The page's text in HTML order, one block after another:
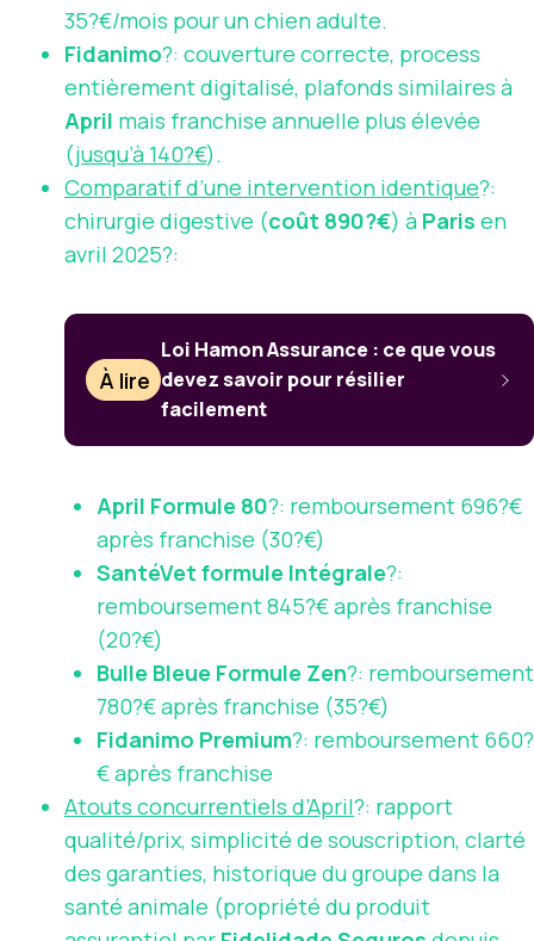
35?€/mois pour un chien adulte.
Fidanimo?: couverture correcte, process
entièrement digitalisé, plafonds similaires à
April mais franchise annuelle plus élevée
(jusqu’à 140?€).
Comparatif d’une intervention identique?:
chirurgie digestive (coût 890?€) à Paris en
avril 2025?:
À lire
Loi Hamon Assurance : ce que vous
devez savoir pour résilier
facilement
April Formule 80?: remboursement 696?€
après franchise (30?€)
SantéVet formule Intégrale?:
remboursement 845?€ après franchise
(20?€)
Bulle Bleue Formule Zen?: remboursement
780?€ après franchise (35?€)
Fidanimo Premium?: remboursement 660?
€ après franchise
Atouts concurrentiels d’April?: rapport
qualité/prix, simplicité de souscription, clarté
des garanties, historique du groupe dans la
santé animale (propriété du produit